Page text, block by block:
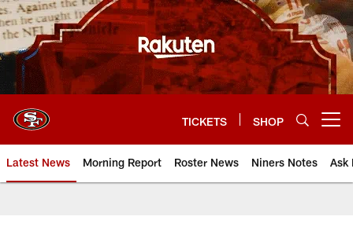
Skip
to
main
content
TICKETS SHOP
Latest News Morning Report Roster News Niners Notes Ask